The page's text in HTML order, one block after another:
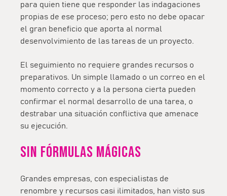
para quien tiene que responder las indagaciones
propias de ese proceso; pero esto no debe opacar
el gran beneficio que aporta al normal
desenvolvimiento de las tareas de un proyecto.
El seguimiento no requiere grandes recursos o
preparativos. Un simple llamado o un correo en el
momento correcto y a la persona cierta pueden
confirmar el normal desarrollo de una tarea, o
destrabar una situación conflictiva que amenace
su ejecución.
Sin fórmulas mágicas
Grandes empresas, con especialistas de
renombre y recursos casi ilimitados, han visto sus